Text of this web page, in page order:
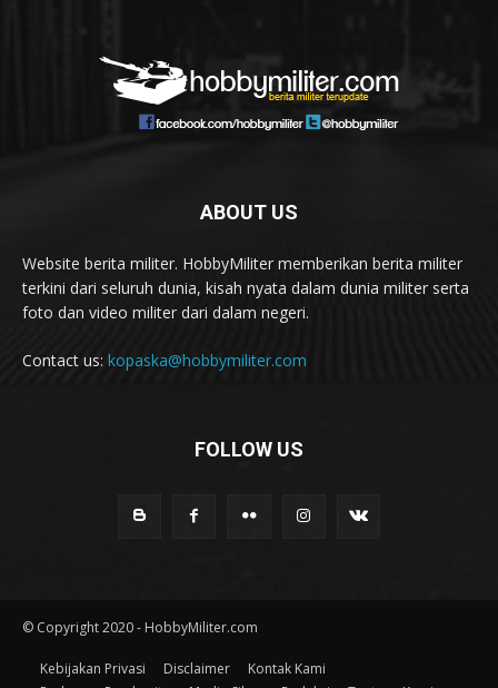
ABOUT US
Website berita militer. HobbyMiliter memberikan berita militer
terkini dari seluruh dunia, kisah nyata dalam dunia militer serta
foto dan video militer dari dalam negeri.
Contact us: kopaska@hobbymiliter.com
FOLLOW US
© Copyright 2020 - HobbyMiliter.com
Kebijakan Privasi Disclaimer
Kontak Kami